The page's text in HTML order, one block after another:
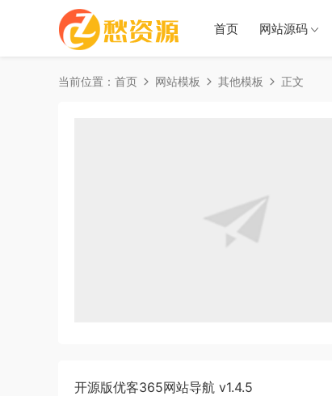
首页 网站源码
当前位置： 首页 网站模板 其他模板 正文
开源版优客365网站导航 v1.4.5